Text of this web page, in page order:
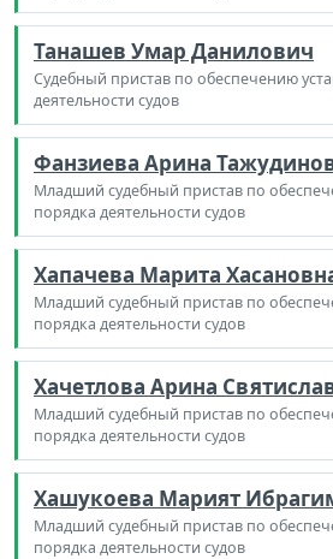
Танашев Умар Данилович
Судебный пристав по обеспечению
деятельности судов
Фанзиева Арина
Младший судебный пристав по
порядка деятельности судов
Хапачева Марита
Младший судебный пристав по
порядка деятельности судов
Хачетлова Арина
Младший судебный пристав по
порядка деятельности судов
Хашукоева Марият
Младший судебный пристав по
порядка деятельности судов